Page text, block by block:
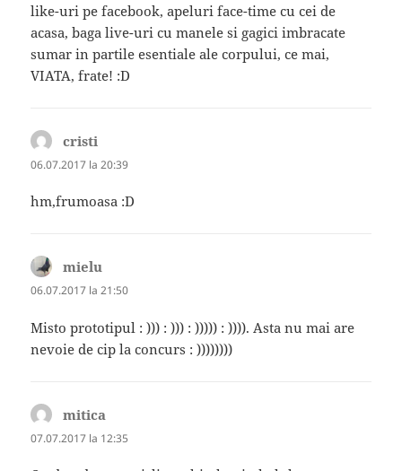
like-uri pe facebook, apeluri face-time cu cei de
acasa, baga live-uri cu manele si gagici imbracate
sumar in partile esentiale ale corpului, ce mai,
VIATA, frate! :D
cristi
06.07.2017 la 20:39
hm,frumoasa :D
mielu
06.07.2017 la 21:50
Misto prototipul : ))) : ))) : ))))) : )))). Asta nu mai are
nevoie de cip la concurs : ))))))))
mitica
07.07.2017 la 12:35